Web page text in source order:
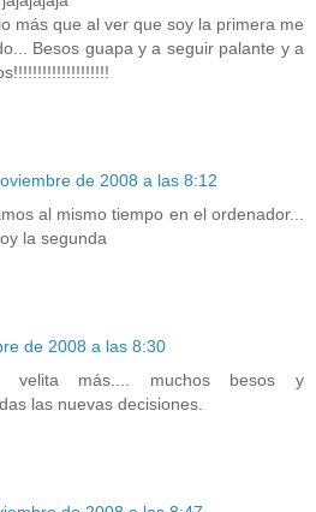
más que al ver que soy la primera me
Besos guapa y a seguir palante y a
de 2008 a las 8:12
al mismo tiempo en el ordenador...
la segunda
de 2008 a las 8:30
velita más.... muchos besos y
las nuevas decisiones.